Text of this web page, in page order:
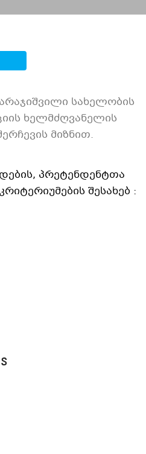
სახელობის
ხელმძღვანელის
მიზნით.
პრეტენდენტთა
შესახებ :